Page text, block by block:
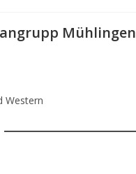
Mühlingen
Western